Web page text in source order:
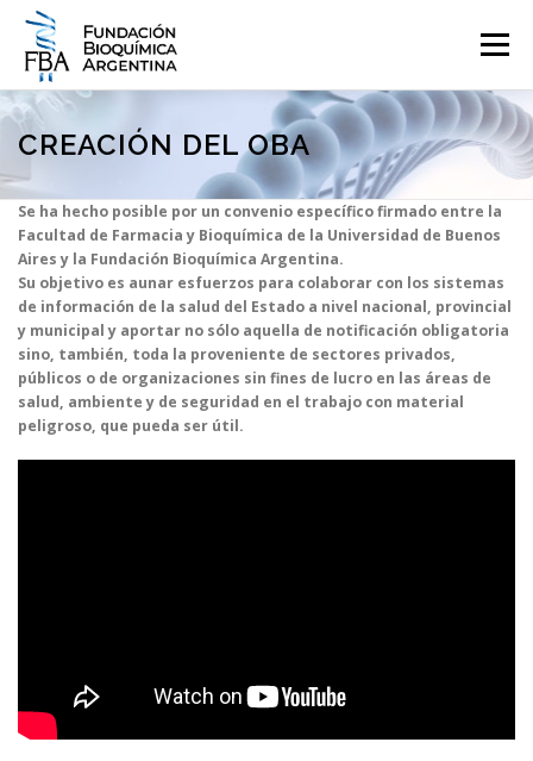
Saltar
contenido
Menú
QUIENES SOMOS PROGRAMAS EVENTOS COMUNICACIÓN
INGRESAR
CREACIÓN DEL OBA
Se ha hecho posible por un convenio específico firmado entre la
Facultad de Farmacia y Bioquímica de la Universidad de Buenos
Aires y la Fundación Bioquímica Argentina.
Su objetivo es aunar esfuerzos para colaborar con los sistemas
de información de la salud del Estado a nivel nacional, provincial
y municipal y aportar no sólo aquella de notificación obligatoria
sino, también, toda la proveniente de sectores privados,
públicos o de organizaciones sin fines de lucro en las áreas de
salud, ambiente y de seguridad en el trabajo con material
peligroso, que pueda ser útil.